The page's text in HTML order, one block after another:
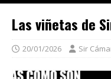
Las viñetas de
20/01/2026 Sir